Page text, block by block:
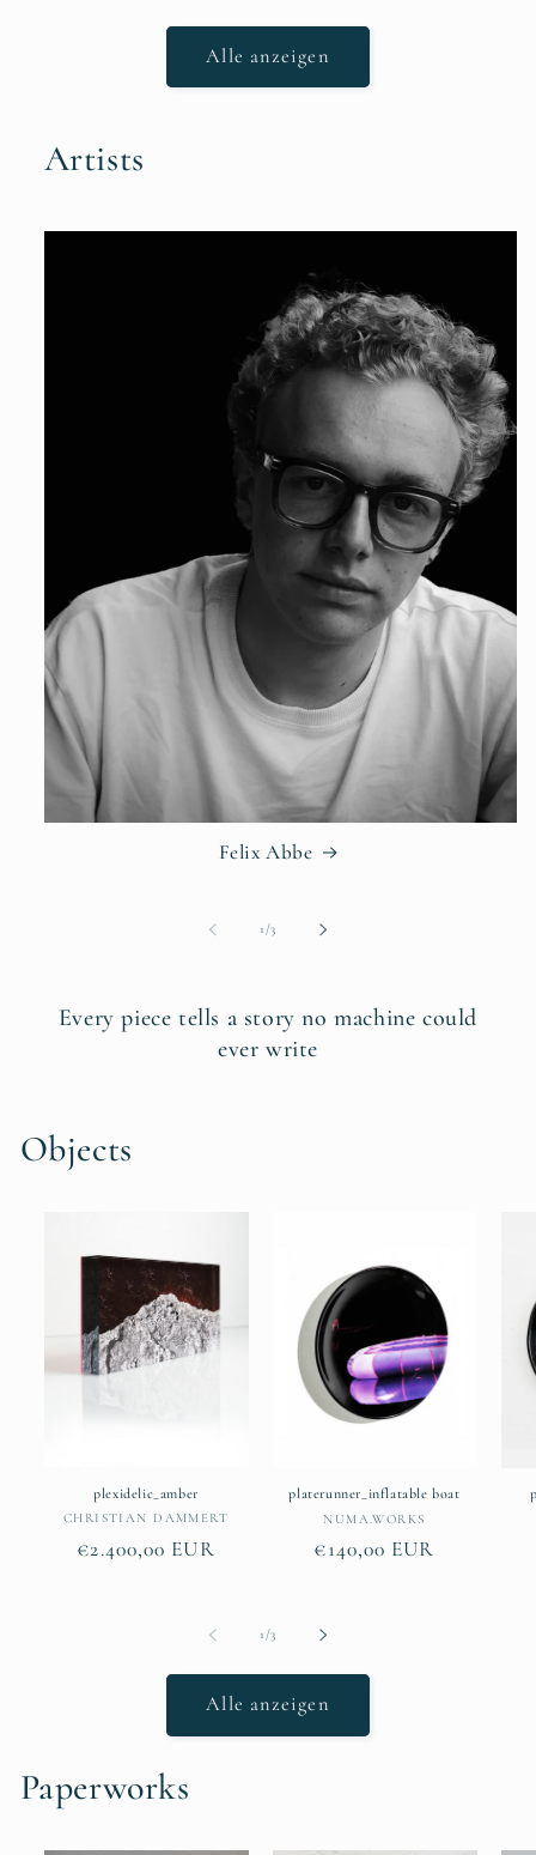
Alle anzeigen
Artists
Felix Abbe
1 /von
3
Every piece tells a story no machine could
ever write
Objects
plexidelic_amber
Anbieter:
CHRISTIAN DAMMERT
Normaler
€2.400,00 EUR
platerunner_inflatable boat
Anbieter:
NUMA.WORKS
Normaler
€140,00 EUR
1 /von
3
Alle anzeigen
Paperworks